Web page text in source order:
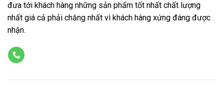
đưa tới khách hàng những sản phẩm tốt nhất chất lượng
nhất giá cả phải chăng nhất vì khách hàng xứng đáng được
nhận.